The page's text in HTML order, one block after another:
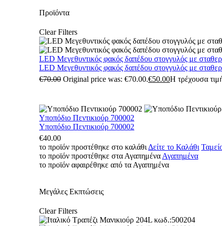
Προϊόντα
Clear Filters
LED Μεγεθυντικός φακός δαπέδου στογγυλός με
LED Μεγεθυντικός φακός δαπέδου στογγυλός με
€70.00 Original price was: €70.00.€50.00Η τρέχουσα
Υποπόδιο Πεντικιούρ 700002
Υποπόδιο Πεντικιούρ 700002
€40.00
το προϊόν προστέθηκε στο καλάθι Δείτε το Καλάθι
το προϊόν προστέθηκε στα Αγαπημένα Αγαπημένα
το προϊόν αφαιρέθηκε από τα Αγαπημένα
Μεγάλες Εκπτώσεις
Clear Filters